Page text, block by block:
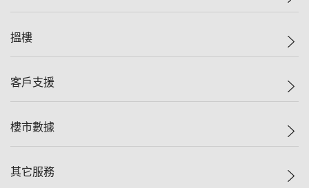
美聯集團
人才招募
搵樓
一手新盤
減價
美聯豪宅
客戶支援
自助放盤
查詢熱線
樓市數據
樓價指數
其它服務